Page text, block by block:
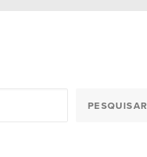
PESQUISAR